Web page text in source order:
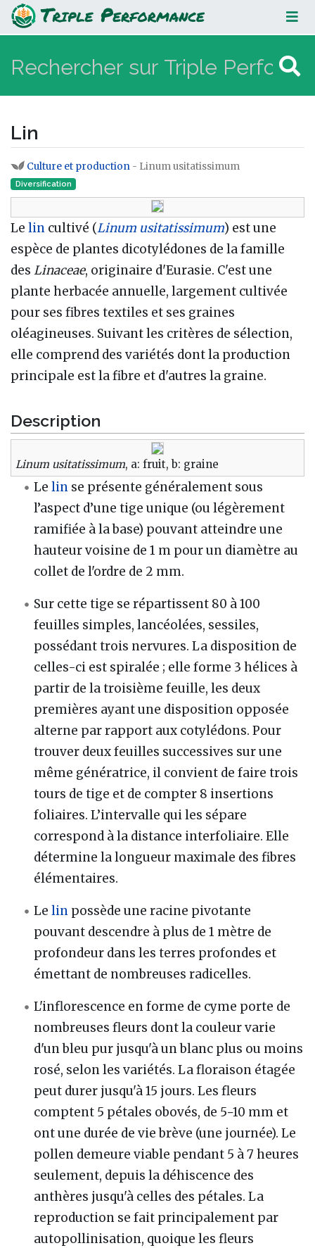
Lin
Lin
Aller à :navigation,rechercher
Culture et production - Linum usitatissimum
Diversification
Le lin cultivé (Linum usitatissimum) est une
espèce de plantes dicotylédones de la famille
des Linaceae, originaire d'Eurasie. C'est une
plante herbacée annuelle, largement cultivée
pour ses fibres textiles et ses graines
oléagineuses. Suivant les critères de sélection,
elle comprend des variétés dont la production
principale est la fibre et d'autres la graine.
Description
Linum usitatissimum, a: fruit, b: graine
Lelin se présente généralement sous
l’aspect d’une tige unique (ou légèrement
ramifiée à la base) pouvant atteindre une
hauteur voisine de 1 m pour un diamètre au
collet de l'ordre de 2 mm.
Sur cette tige se répartissent 80 à 100
feuilles simples, lancéolées, sessiles,
possédant trois nervures. La disposition de
celles-ci est spiralée ; elle forme 3 hélices à
partir de la troisième feuille, les deux
premières ayant une disposition opposée
alterne par rapport aux cotylédons. Pour
trouver deux feuilles successives sur une
même génératrice, il convient de faire trois
tours de tige et de compter 8 insertions
foliaires. L’intervalle qui les sépare
correspond à la distance interfoliaire. Elle
détermine la longueur maximale des fibres
élémentaires.
Lelin possède une racine pivotante
pouvant descendre à plus de 1 mètre de
profondeur dans les terres profondes et
émettant de nombreuses radicelles.
L'inflorescence en forme de cyme porte de
nombreuses fleurs dont la couleur varie
d'un bleu pur jusqu'à un blanc plus ou moins
rosé, selon les variétés. La floraison étagée
peut durer jusqu'à 15 jours. Les fleurs
comptent 5 pétales obovés, de 5−10 mm et
ont une durée de vie brève (une journée). Le
pollen demeure viable pendant 5 à 7 heures
seulement, depuis la déhiscence des
anthères jusqu'à celles des pétales. La
reproduction se fait principalement par
autopollinisation, quoique les fleurs